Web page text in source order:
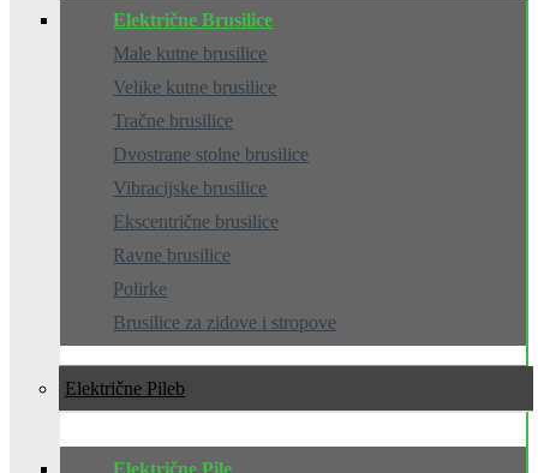
Električne Brusilice
Male kutne brusilice
Velike kutne brusilice
Tračne brusilice
Dvostrane stolne brusilice
Vibracijske brusilice
Ekscentrične brusilice
Ravne brusilice
Polirke
Brusilice za zidove i stropove
Električne Pile
Električne Pile